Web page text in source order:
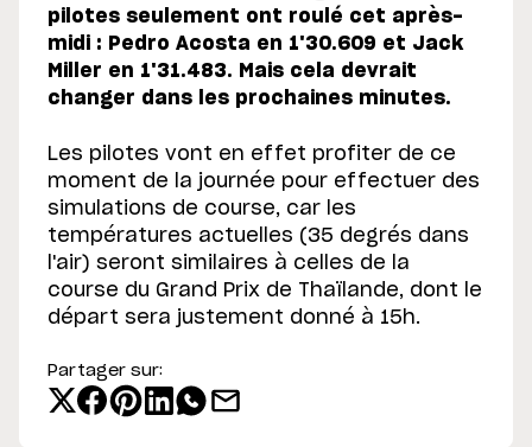
pilotes seulement ont roulé cet après-
midi : Pedro Acosta en 1'30.609 et Jack
Miller en 1'31.483. Mais cela devrait
changer dans les prochaines minutes.
Les pilotes vont en effet profiter de ce
moment de la journée pour effectuer des
simulations de course, car les
températures actuelles (35 degrés dans
l'air) seront similaires à celles de la
course du Grand Prix de Thaïlande, dont le
départ sera justement donné à 15h.
Partager sur: